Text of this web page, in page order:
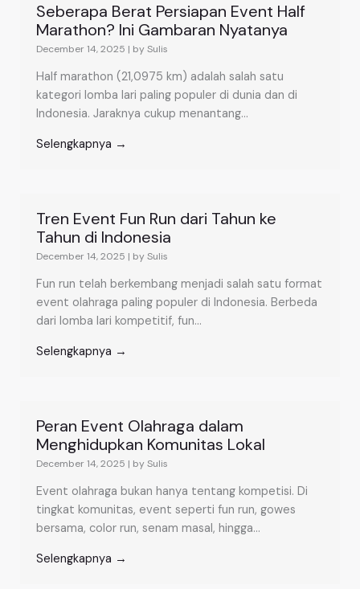
Seberapa Berat Persiapan Event Half
Marathon? Ini Gambaran Nyatanya
December 14, 2025 | by Sulis
Half marathon (21,0975 km) adalah salah satu
kategori lomba lari paling populer di dunia dan di
Indonesia. Jaraknya cukup menantang...
Selengkapnya →
Tren Event Fun Run dari Tahun ke
Tahun di Indonesia
December 14, 2025 | by Sulis
Fun run telah berkembang menjadi salah satu format
event olahraga paling populer di Indonesia. Berbeda
dari lomba lari kompetitif, fun...
Selengkapnya →
Peran Event Olahraga dalam
Menghidupkan Komunitas Lokal
December 14, 2025 | by Sulis
Event olahraga bukan hanya tentang kompetisi. Di
tingkat komunitas, event seperti fun run, gowes
bersama, color run, senam masal, hingga...
Selengkapnya →